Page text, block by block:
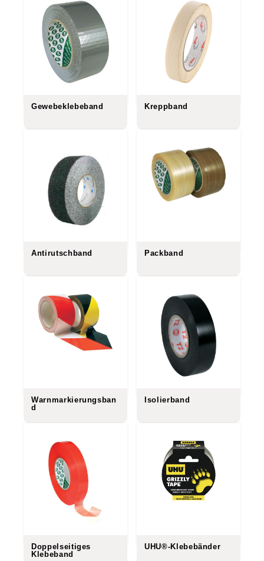
Gewebeklebeband Kreppband
Antirutschband Packband
Warnmarkierungsban
d
Isolierband
Doppelseitiges
Klebeband
UHU®-Klebebänder